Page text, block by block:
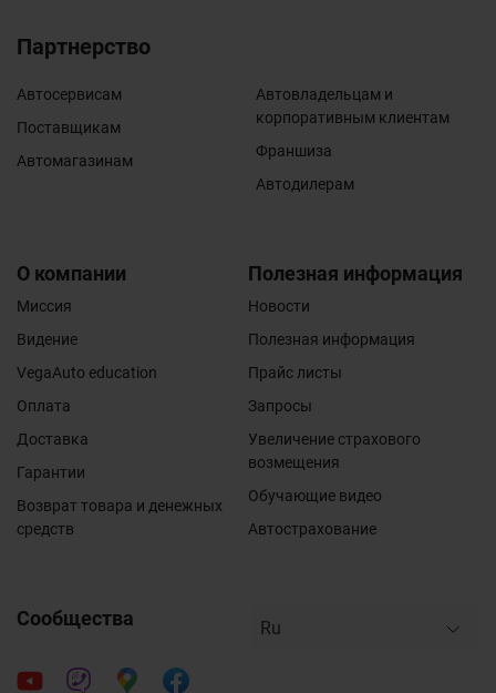
Партнерство
Автосервисам
Поставщикам
Автомагазинам
Автовладельцам и
корпоративным клиентам
Франшиза
Автодилерам
О компании
Миссия
Видение
VegaAuto education
Оплата
Доставка
Гарантии
Возврат товара и денежных
средств
Полезная информация
Новости
Полезная информация
Прайс листы
Запросы
Увеличение страхового
возмещения
Обучающие видео
Автострахование
Сообщества